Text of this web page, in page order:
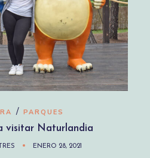
/ PARQUES
visitar Naturlandia
ENERO 28, 2021